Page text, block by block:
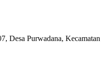
Desa Purwadana, Kecamatan